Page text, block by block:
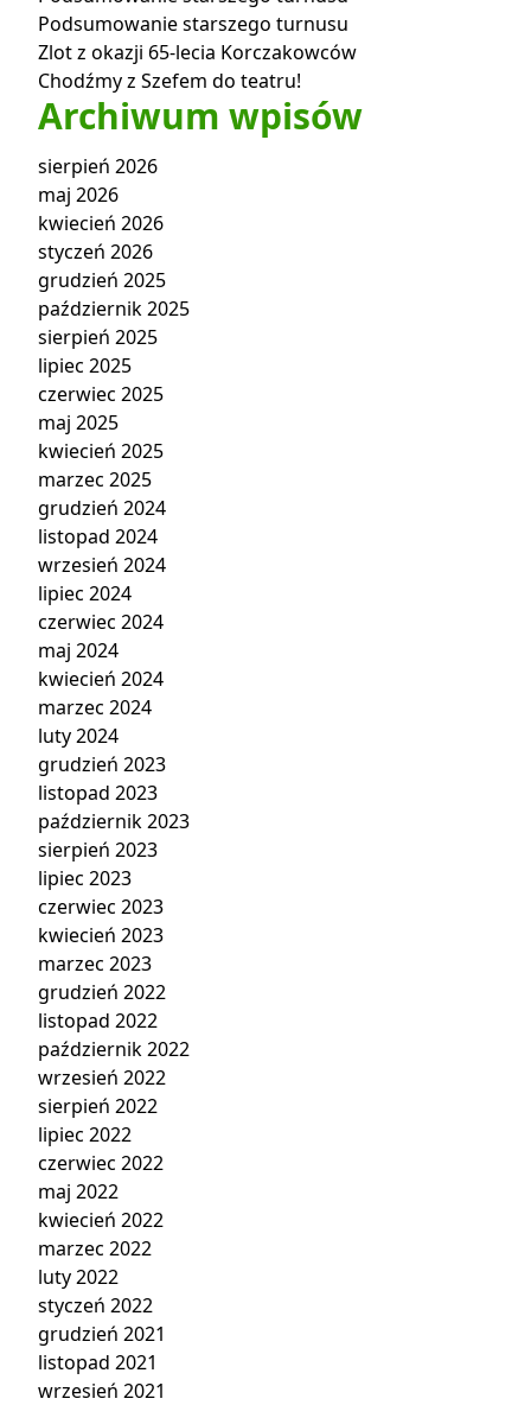
Podsumowanie starszego turnusu
Zlot z okazji 65-lecia Korczakowców
Chodźmy z Szefem do teatru!
Archiwum wpisów
sierpień 2026
maj 2026
kwiecień 2026
styczeń 2026
grudzień 2025
październik 2025
sierpień 2025
lipiec 2025
czerwiec 2025
maj 2025
kwiecień 2025
marzec 2025
grudzień 2024
listopad 2024
wrzesień 2024
lipiec 2024
czerwiec 2024
maj 2024
kwiecień 2024
marzec 2024
luty 2024
grudzień 2023
listopad 2023
październik 2023
sierpień 2023
lipiec 2023
czerwiec 2023
kwiecień 2023
marzec 2023
grudzień 2022
listopad 2022
październik 2022
wrzesień 2022
sierpień 2022
lipiec 2022
czerwiec 2022
maj 2022
kwiecień 2022
marzec 2022
luty 2022
styczeń 2022
grudzień 2021
listopad 2021
wrzesień 2021